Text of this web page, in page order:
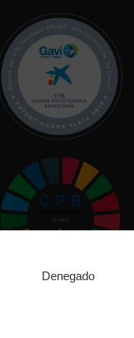
Denegado